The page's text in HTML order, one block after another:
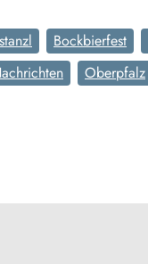
Bockbierfest
Oberpfalz